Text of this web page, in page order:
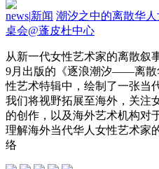
news|新闻 潮汐之中的离散华
桌会@蓬皮杜中心
从新一代女性艺术家的离散叙
9月出版的《逐浪潮汐——离散
性艺术特辑中，绘制了一张当
我们将视野拓展至海外，关注
的创作，以及海外艺术机构对
理解海外当代华人女性艺术家
络